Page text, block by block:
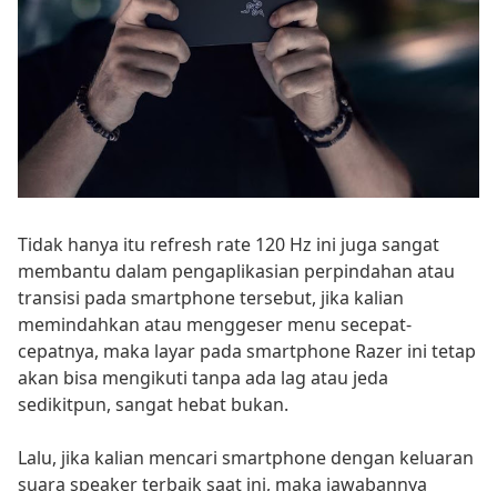
Tidak hanya itu refresh rate 120 Hz ini juga sangat
membantu dalam pengaplikasian perpindahan atau
transisi pada smartphone tersebut, jika kalian
memindahkan atau menggeser menu secepat-
cepatnya, maka layar pada smartphone Razer ini tetap
akan bisa mengikuti tanpa ada lag atau jeda
sedikitpun, sangat hebat bukan.
Lalu, jika kalian mencari smartphone dengan keluaran
suara speaker terbaik saat ini, maka jawabannya